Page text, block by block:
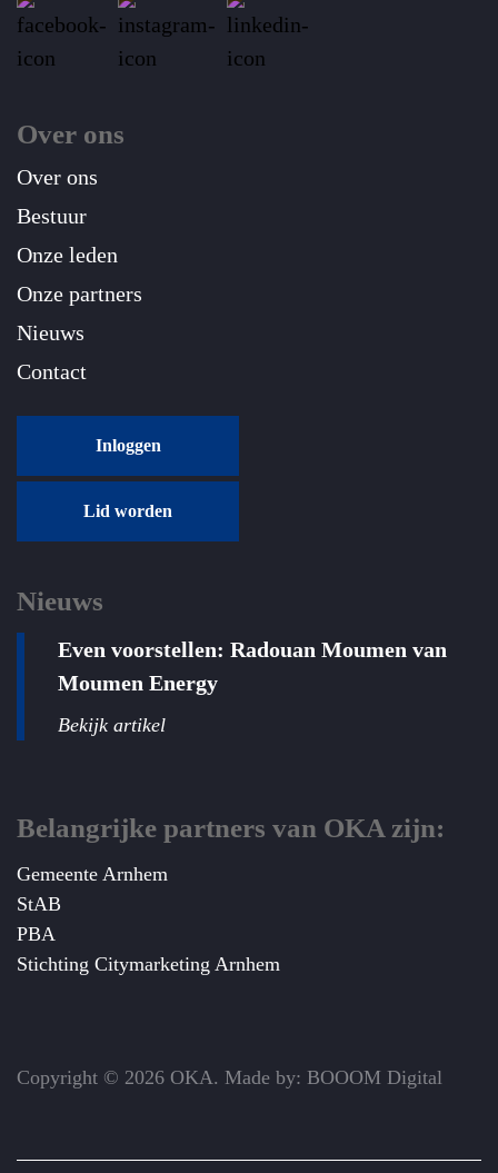
Over ons
Over ons
Bestuur
Onze leden
Onze partners
Nieuws
Contact
Inloggen
Lid worden
Nieuws
Even voorstellen: Radouan Moumen van
Moumen Energy
Bekijk artikel
Belangrijke partners van OKA zijn:
Gemeente Arnhem
StAB
PBA
Stichting Citymarketing Arnhem
Copyright © 2026 OKA. Made by: BOOOM Digital